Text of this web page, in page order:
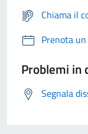
Chiama il
Prenota
Problemi in
Segnala